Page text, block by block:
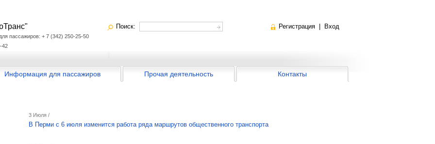
пассажиров: + 7 (342) 250-25-50
42
Поиск: Регистрация Вход
Информация для пассажиров Прочая деятельность Контакты
3 Июля /
В Перми с 6 июля изменится работа ряда маршрутов общественного транспорта